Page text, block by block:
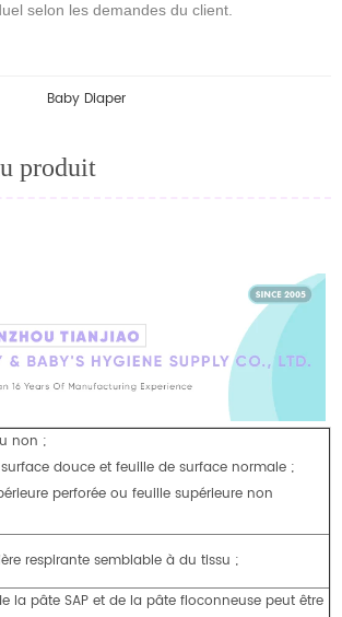
selon les demandes du client.
Baby Diaper
produit
non ;
douce et feuille de surface normale ;
perforée ou feuille supérieure non
respirante semblable à du tissu ;
la pâte SAP et de la pâte floconneuse peut être